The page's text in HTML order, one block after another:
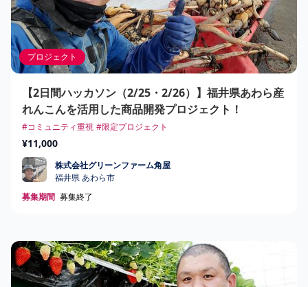
プロジェクト
【2日間ハッカソン（2/25・2/26）】福井県あわら産
れんこんを活用した商品開発プロジェクト！
#コミュニティ重視 #限定プロジェクト
¥11,000
株式会社グリーンファーム角屋
株式会社グリーンファーム角屋
福井県 あわら市
募集期間 募集終了